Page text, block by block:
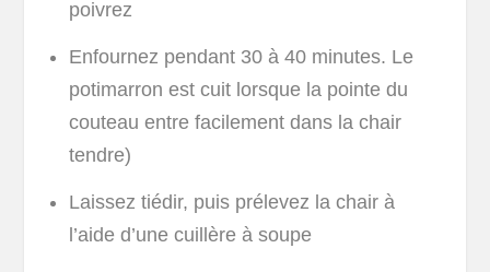
poivrez
Enfournez pendant 30 à 40 minutes. Le
potimarron est cuit lorsque la pointe du
couteau entre facilement dans la chair
tendre)
Laissez tiédir, puis prélevez la chair à
l’aide d’une cuillère à soupe